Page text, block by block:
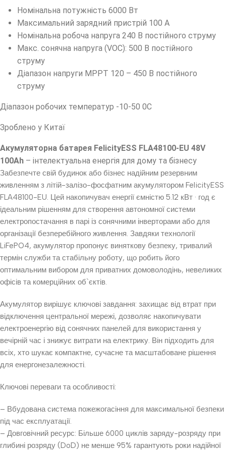
Номінальна потужність 6000 Вт
Максимальний зарядний пристрій 100 А
Номінальна робоча напруга 240 В постійного струму
Макс. сонячна напруга (VOC): 500 В постійного
струму
Діапазон напруги МРРТ 120 – 450 В постійного
струму
Діапазон робочих температур -10-50 0С
Зроблено у Китаї
Акумуляторна батарея FelicityESS FLA48100-EU 48V
100Ah – інтелектуальна енергія для дому та бізнесу
Забезпечте свій будинок або бізнес надійним резервним
живленням з літій-залізо-фосфатним акумулятором FelicityESS
FLA48100-EU. Цей накопичувач енергії ємністю 5.12 кВт · год є
ідеальним рішенням для створення автономної системи
електропостачання в парі із сонячними інверторами або для
організації безперебійного живлення. Завдяки технології
LiFePO4, акумулятор пропонує виняткову безпеку, тривалий
термін служби та стабільну роботу, що робить його
оптимальним вибором для приватних домоволодінь, невеликих
офісів та комерційних об`єктів.
Акумулятор вирішує ключові завдання: захищає від втрат при
відключення центральної мережі, дозволяє накопичувати
електроенергію від сонячних панелей для використання у
вечірній час і знижує витрати на електрику. Він підходить для
всіх, хто шукає компактне, сучасне та масштабоване рішення
для енергонезалежності.
Ключові переваги та особливості:
– Вбудована система пожежогасіння для максимальної безпеки
під час експлуатації.
– Довговічний ресурс: Більше 6000 циклів заряду-розряду при
глибині розряду (DoD) не менше 95% гарантують роки надійної